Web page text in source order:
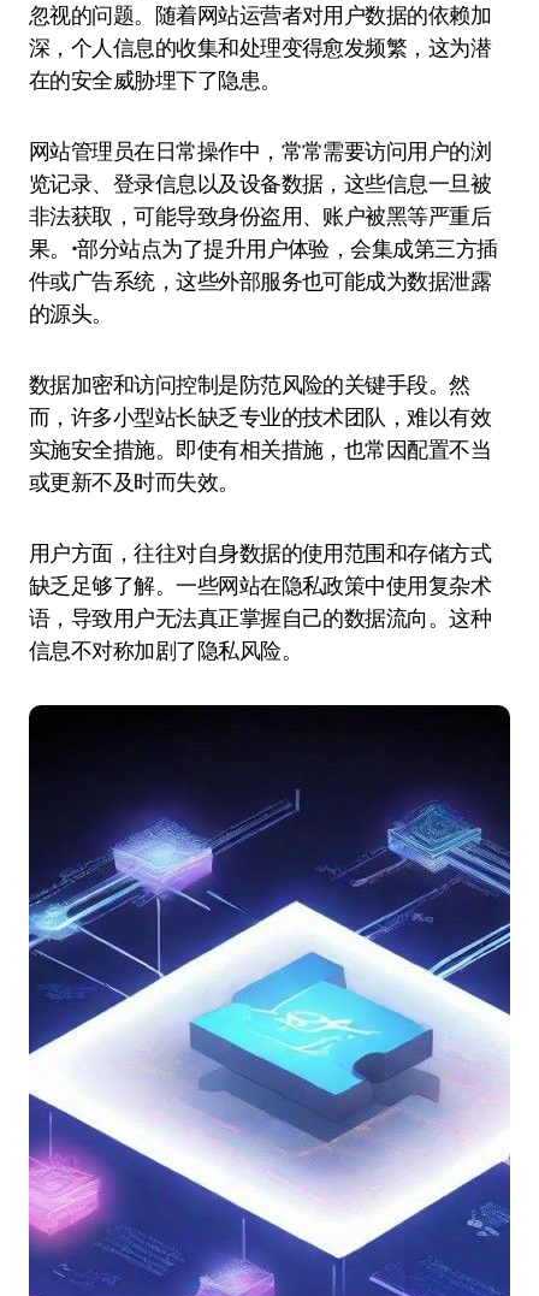
忽视的问题。随着网站运营者对用户数据的依赖加
深，个人信息的收集和处理变得愈发频繁，这为潜
在的安全威胁埋下了隐患。
网站管理员在日常操作中，常常需要访问用户的浏
览记录、登录信息以及设备数据，这些信息一旦被
非法获取，可能导致身份盗用、账户被黑等严重后
果。•部分站点为了提升用户体验，会集成第三方插
件或广告系统，这些外部服务也可能成为数据泄露
的源头。
数据加密和访问控制是防范风险的关键手段。然
而，许多小型站长缺乏专业的技术团队，难以有效
实施安全措施。即使有相关措施，也常因配置不当
或更新不及时而失效。
用户方面，往往对自身数据的使用范围和存储方式
缺乏足够了解。一些网站在隐私政策中使用复杂术
语，导致用户无法真正掌握自己的数据流向。这种
信息不对称加剧了隐私风险。